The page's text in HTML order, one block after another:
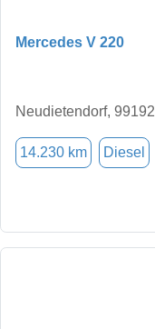
Mercedes V 220
Neudietendorf, 99192
14.230 km Diesel